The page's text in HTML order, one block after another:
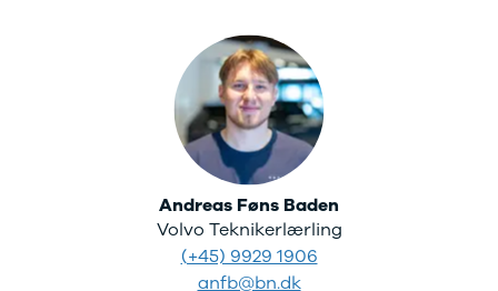
Zeekr
7X
001
Biltyper
Se alle
biltyper
Benzinbil
Dieselbil
Hybrid
Andreas Føns Baden
Volvo Teknikerlærling
(+45) 9929 1906
anfb@bn.dk